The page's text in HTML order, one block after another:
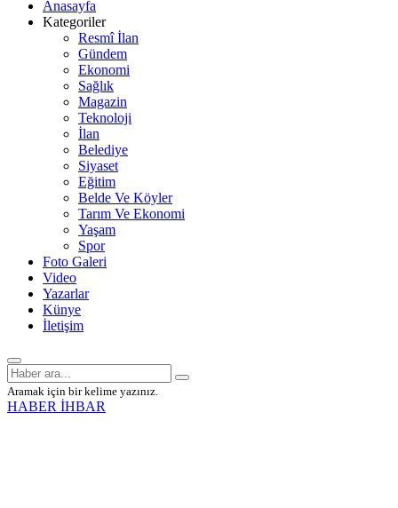
Anasayfa
Kategoriler
Resmî İlan
Gündem
Ekonomi
Sağlık
Magazin
Teknoloji
İlan
Belediye
Siyaset
Eğitim
Belde Ve Köyler
Tarım Ve Ekonomi
Yaşam
Spor
Foto Galeri
Video
Yazarlar
Künye
İletişim
Aramak için bir kelime yazınız.
HABER İHBAR